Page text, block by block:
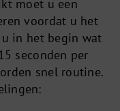
moet u een
voordat u het
in het begin wat
seconden per
snel routine.